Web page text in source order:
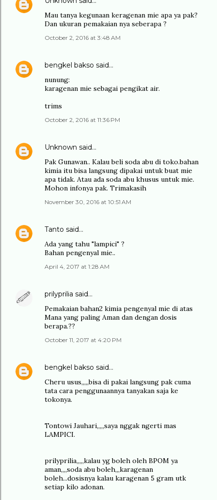
Mau tanya kegunaan keragenan mie apa ya pak?
Dan ukuran pemakaian nya seberapa ?
October 2, 2016 at 3:48 AM
bengkel bakso said…
nunung:
karagenan mie sebagai pengikat air.
trims
October 2, 2016 at 11:36 PM
Unknown said…
Pak Gunawan.. Kalau beli soda abu di toko.bahan
kimia itu bisa langsung dipakai untuk buat mie
apa tidak. Atau ada soda abu khusus untuk mie.
Mohon infonya pak. Trimakasih
November 30, 2016 at 10:51 AM
Tanto said…
Ada yang tahu "lampici" ?
Bahan pengenyal mie..
April 4, 2017 at 1:28 AM
prilyprilia said…
Pemakaian bahan2 kimia pengenyal mie di atas
Mana yang paling Aman dan dengan dosis
berapa.??
October 11, 2017 at 4:20 PM
bengkel bakso said…
Cheru usus,,,,,bisa di pakai langsung pak cuma
tata cara penggunaannya tanyakan saja ke
tokonya.
Tontowi Jauhari,,,,,saya nggak ngerti mas
LAMPICI.
prilyprilia,,,,,kalau yg boleh oleh BPOM ya
aman,,,,soda abu boleh,,,karagenan
boleh...dosisnya kalau karagenan 5 gram utk
setiap kilo adonan.